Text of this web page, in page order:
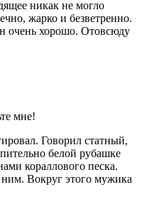
никак не могло
жарко и безветренно.
очень хорошо. Отовсюду
мне!
Говорил статный,
белой рубашке
кораллового песка.
Вокруг этого мужика